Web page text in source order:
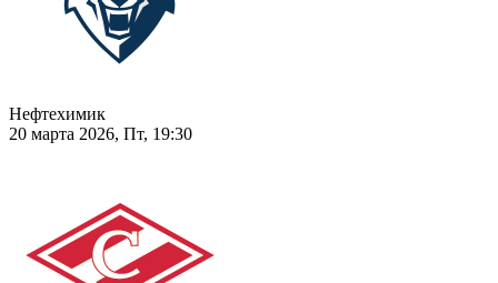
Нефтехимик
20 марта 2026, Пт, 19:30